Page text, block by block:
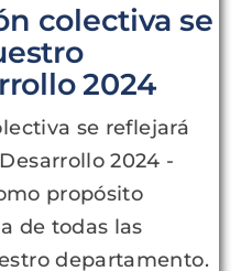
colectiva se
2024
se reflejará
2024 -
propósito
de todas las
departamento.